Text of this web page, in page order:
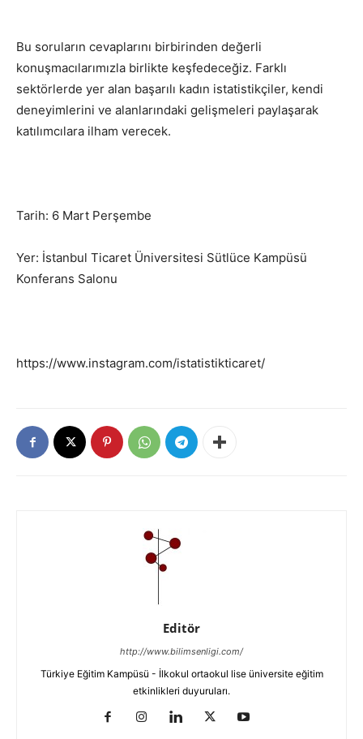
Bu soruların cevaplarını birbirinden değerli
konuşmacılarımızla birlikte keşfedeceğiz. Farklı
sektörlerde yer alan başarılı kadın istatistikçiler, kendi
deneyimlerini ve alanlarındaki gelişmeleri paylaşarak
katılımcılara ilham verecek.
Tarih: 6 Mart Perşembe
Yer: İstanbul Ticaret Üniversitesi Sütlüce Kampüsü
Konferans Salonu
https://www.instagram.com/istatistikticaret/
Editör
http://www.bilimsenligi.com/
Türkiye Eğitim Kampüsü - İlkokul ortaokul lise üniversite eğitim
etkinlikleri duyuruları.